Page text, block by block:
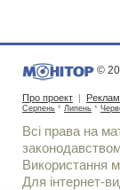
©
Про проект |
Серпень * Липень *
Всі права на
Використання
Для iнтернет-